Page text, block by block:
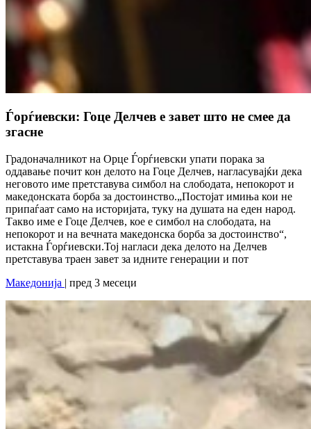
Ѓорѓиевски: Гоце Делчев е завет што не смее да
згасне
Градоначалникот на Орце Ѓорѓиевски упати порака за
оддавање почит кон делото на Гоце Делчев, нагласувајќи дека
неговото име претставува симбол на слободата, непокорот и
македонската борба за достоинство.„Постојат имиња кои не
припаѓаат само на историјата, туку на душата на еден народ.
Такво име е Гоце Делчев, кое е симбол на слободата, на
непокорот и на вечната македонска борба за достоинство“,
истакна Ѓорѓиевски.Тој нагласи дека делото на Делчев
претставува траен завет за идните генерации и пот
Македонија | пред 3 месеци